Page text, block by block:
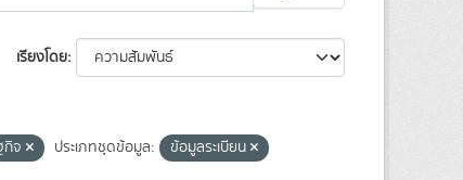
เรียงโดย
กิจ ประเภทชุดข้อมูล: ข้อมูลระเบียน